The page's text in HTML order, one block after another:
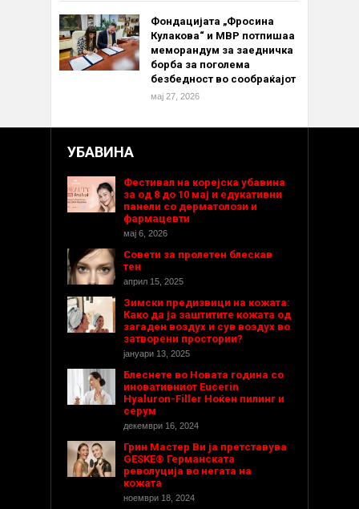
Фондацијата „Фросина
Кулакова“ и МВР потпишаа
меморандум за заедничка
борба за поголема
безбедност во сообраќајот
мај 27, 2026
УБАВИНА
Фестивал на корејска убавина
за од 8 до 10 мај и едукативни
панели со дерматолози и
фармацевти
мај 6, 2026
Совети за пролетен блескав
тен
април 15, 2025
Зимски предизвици на кожата:
Како да ја заштитите кожата од
загаден воздух и сув воздух во
затворени простории?
јануари 13, 2025
Блеснете во Новата година со
иновативниот Eucerin
Hyaluron-Filler Ноќен пилинг и
серум
декември 16, 2024
Грин Мастер Ви ја претставува
GESKE® Германската
револуција во негата на
кожата
ноември 18, 2024